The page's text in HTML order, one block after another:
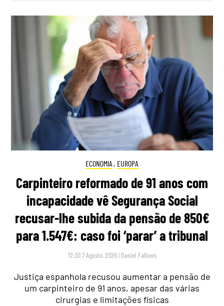
ECONOMIA , EUROPA
Carpinteiro reformado de 91 anos com
incapacidade vê Segurança Social
recusar-lhe subida da pensão de 850€
para 1.547€: caso foi ‘parar’ a tribunal
12:30 7 Agosto, 2026 | Daniel Fallows
Justiça espanhola recusou aumentar a pensão de
um carpinteiro de 91 anos, apesar das várias
cirurgias e limitações físicas